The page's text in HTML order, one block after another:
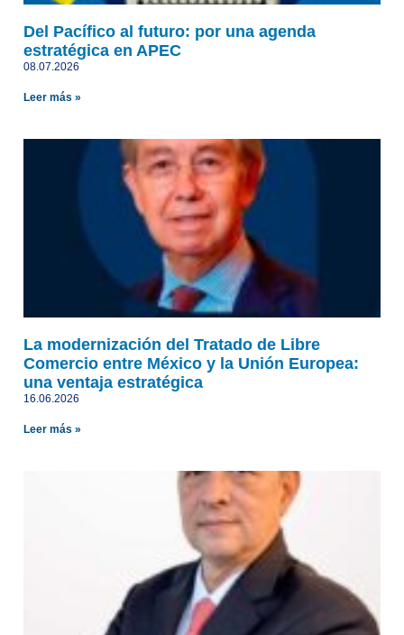
Del Pacífico al futuro: por una agenda
estratégica en APEC
08.07.2026
Leer más »
La modernización del Tratado de Libre
Comercio entre México y la Unión Europea:
una ventaja estratégica
16.06.2026
Leer más »